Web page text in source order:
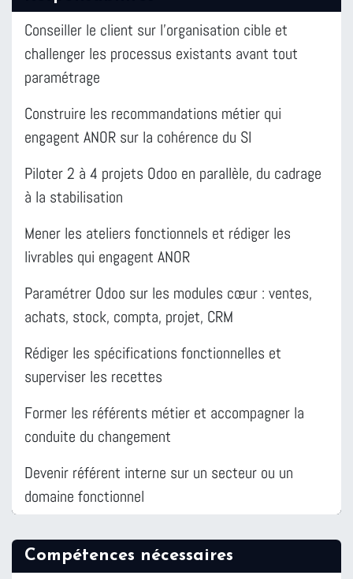
Conseiller le client sur l'organisation cible et
challenger les processus existants avant tout
paramétrage
Construire les recommandations métier qui
engagent ANOR sur la cohérence du SI
Piloter 2 à 4 projets Odoo en parallèle, du cadrage
à la stabilisation
Mener les ateliers fonctionnels et rédiger les
livrables qui engagent ANOR
Paramétrer Odoo sur les modules cœur : ventes,
achats, stock, compta, projet, CRM
Rédiger les spécifications fonctionnelles et
superviser les recettes
Former les référents métier et accompagner la
conduite du changement
Devenir référent interne sur un secteur ou un
domaine fonctionnel
Compétences nécessaires